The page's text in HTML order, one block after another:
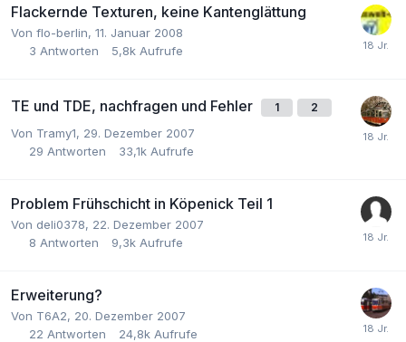
Flackernde Texturen, keine Kantenglättung
Von flo-berlin, 11. Januar 2008
3 Antworten 5,8k Aufrufe
TE und TDE, nachfragen und Fehler 1 2
Von Tramy1, 29. Dezember 2007
29 Antworten 33,1k Aufrufe
Problem Frühschicht in Köpenick Teil 1
Von deli0378, 22. Dezember 2007
8 Antworten 9,3k Aufrufe
Erweiterung?
Von T6A2, 20. Dezember 2007
22 Antworten 24,8k Aufrufe